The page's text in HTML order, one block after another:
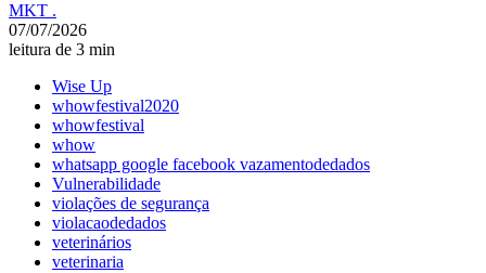
MKT .
07/07/2026
leitura de 3 min
Wise Up
whowfestival2020
whowfestival
whow
whatsapp google facebook vazamentodedados
Vulnerabilidade
violações de segurança
violacaodedados
veterinários
veterinaria